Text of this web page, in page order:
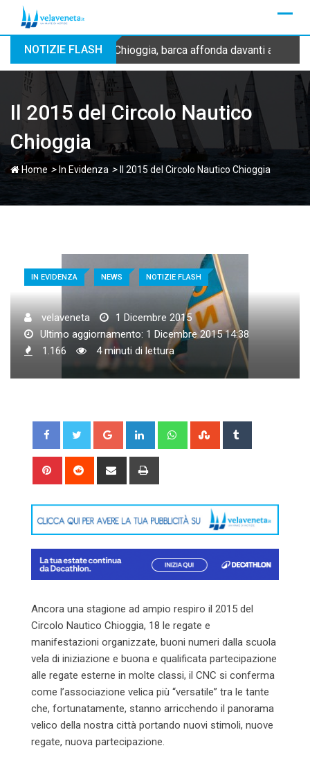
NOTIZIE FLASH Chioggia, barca affonda davanti alla
Il 2015 del Circolo Nautico
Chioggia
Home > In Evidenza > Il 2015 del Circolo Nautico Chioggia
IN EVIDENZA NEWS NOTIZIE FLASH
velaveneta
1 Dicembre 2015
Ultimo aggiornamento: 1 Dicembre 2015 14:38
1.166
4 minuti di lettura
Google+ LinkedIn WhatsappStumbleUpon
Pinterest Reddit
Share
Ancora una stagione ad ampio respiro il 2015 del
Circolo Nautico Chioggia, 18 le regate e
manifestazioni organizzate, buoni numeri dalla scuola
vela di iniziazione e buona e qualificata partecipazione
alle regate esterne in molte classi, il CNC si conferma
come l’associazione velica più “versatile” tra le tante
che, fortunatamente, stanno arricchendo il panorama
velico della nostra città portando nuovi stimoli, nuove
regate, nuova partecipazione.